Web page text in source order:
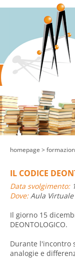
homepage >
IL CODICE
Data svolgimento:
Dove:Aula Virtuale
Il giorno 15
DEONTOLOGICO.
Durante l'incontro
analogie e